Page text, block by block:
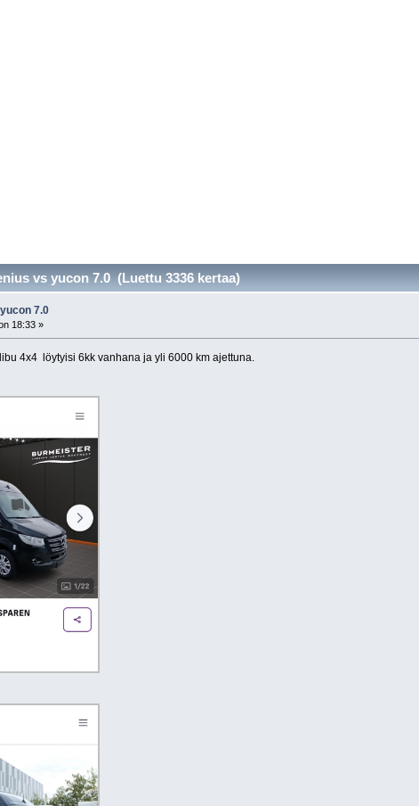
vs yucon 7.0 (Luettu 3336 kertaa)
7.0
18:33 »
4x4 löytyisi 6kk vanhana ja yli 6000 km ajettuna.